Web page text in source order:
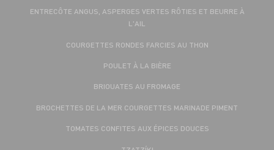
ENTRECÔTE ANGUS, ASPERGES VERTES RÔTIES ET BEURRE À
L'AIL
COURGETTES RONDES FARCIES AU THON
POULET À LA BIÈRE
BRIOUATES AU FROMAGE
BROCHETTES DE LA MER COURGETTES MARINADE PIMENT
TOMATES CONFITES AUX ÉPICES DOUCES